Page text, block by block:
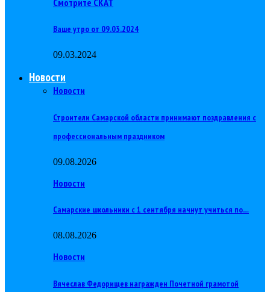
Ваше утро от 09.03.2024
09.03.2024
Новости
Новости
Строители Самарской области принимают поздравления с
профессиональным праздником
09.08.2026
Новости
Самарские школьники с 1 сентября начнут учиться по…
08.08.2026
Новости
Вячеслав Федорищев награжден Почетной грамотой